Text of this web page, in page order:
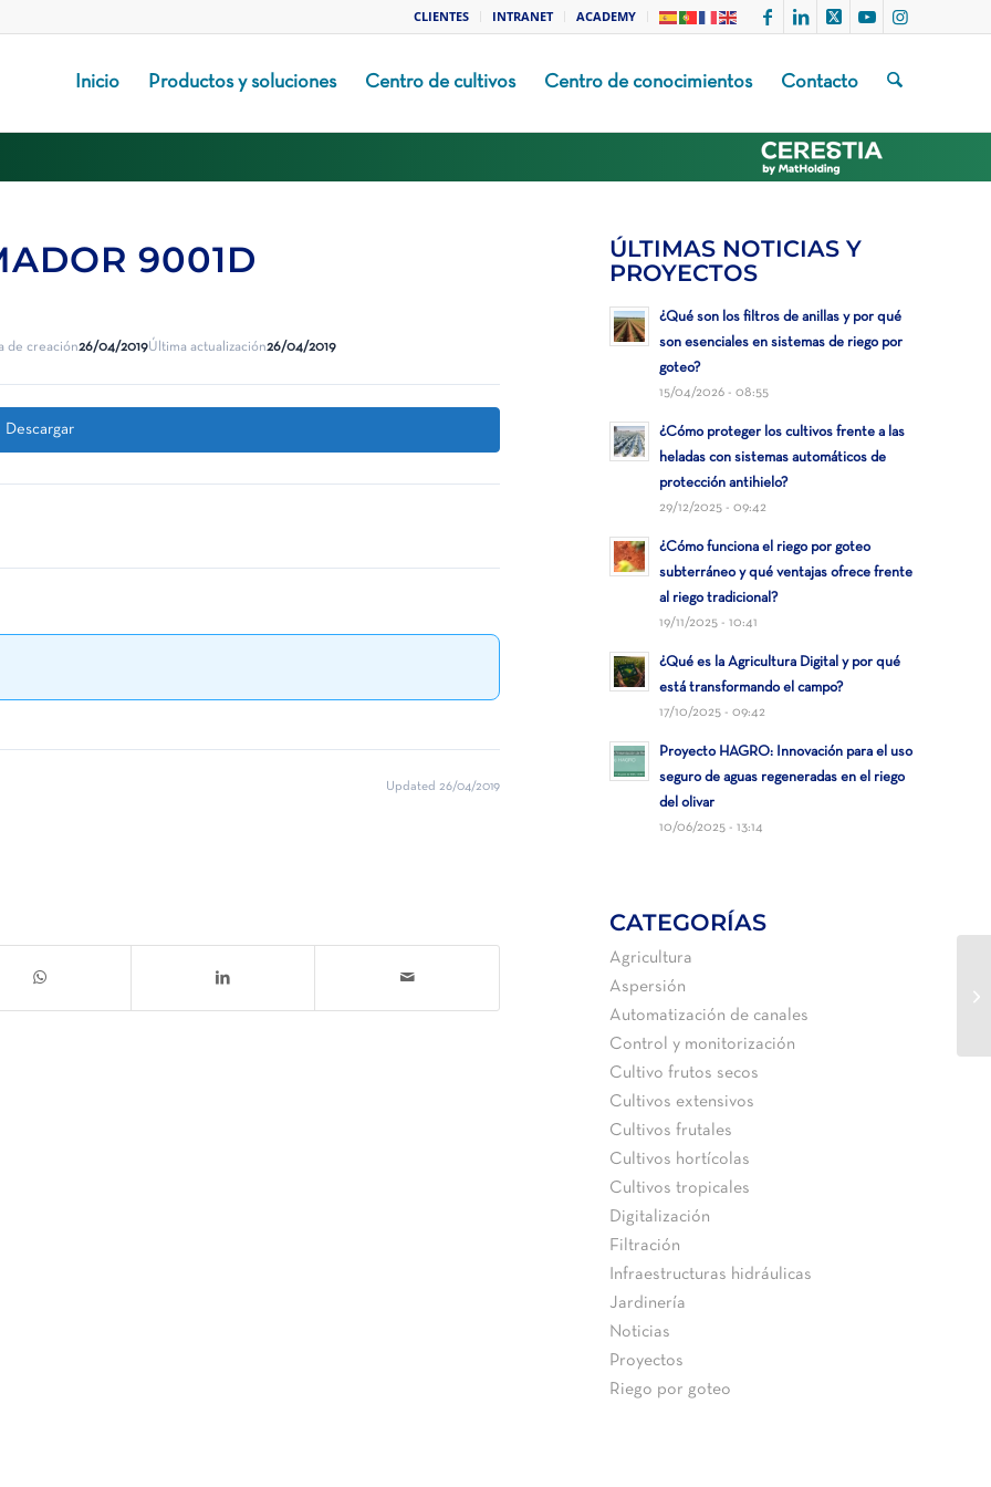
CLIENTES INTRANET ACADEMY
Inicio Productos y soluciones Centro de cultivos Centro de conocimientos Contacto
9001D
de creación26/04/2019Última actualización26/04/2019
Descargar
Updated 26/04/2019
ÚLTIMAS NOTICIAS Y
PROYECTOS
¿Qué son los filtros de anillas y por qué
son esenciales en sistemas de riego por
goteo?
15/04/2026 - 08:55
¿Cómo proteger los cultivos frente a las
heladas con sistemas automáticos de
protección antihielo?
29/12/2025 - 09:42
¿Cómo funciona el riego por goteo
subterráneo y qué ventajas ofrece frente
al riego tradicional?
19/11/2025 - 10:41
¿Qué es la Agricultura Digital y por qué
está transformando el campo?
17/10/2025 - 09:42
Proyecto HAGRO: Innovación para el uso
seguro de aguas regeneradas en el riego
del olivar
10/06/2025 - 13:14
CATEGORÍAS
Agricultura
Aspersión
Automatización de canales
Control y monitorización
Cultivo frutos secos
Cultivos extensivos
Cultivos frutales
Cultivos hortícolas
Cultivos tropicales
Digitalización
Filtración
Infraestructuras hidráulicas
Jardinería
Noticias
Proyectos
Riego por goteo